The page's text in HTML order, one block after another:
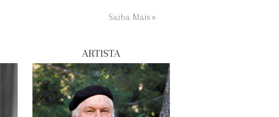
Saiba Mais
ARTISTA